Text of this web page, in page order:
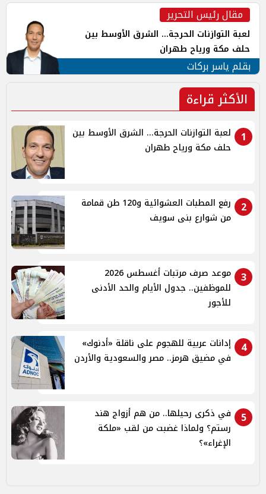
مقال رئيس التحرير
لعبة التوازنات الحرجة... الشرق الأوسط بين
حلف مكة ورياح طهران
بقلم ياسر بركات
الأكثر قراءة
1
لعبة التوازنات الحرجة... الشرق الأوسط بين
حلف مكة ورياح طهران
2
رفع المطبات العشوائية و120 طن قمامة
من شوارع بنى سويف
3
موعد صرف مرتبات أغسطس 2026
للموظفين.. جدول الأيام والحد الأدنى
للأجور
4
إدانات عربية للهجوم على ناقلة «أدنوك»
في مضيق هرمز.. مصر والسعودية والأردن
5
في ذكرى رحيلها.. من هم أزواج هند
رستم؟ ولماذا غضبت من لقب «ملكة
الإغراء»؟